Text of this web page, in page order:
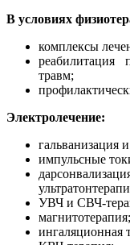
В условиях
комплексы
реабилитация
травм;
Электролечение:
гальванизация
импульсные
УВЧ и СВЧ-
магнитотерапия;
ингаляционная